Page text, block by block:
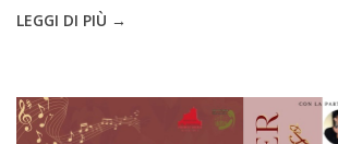
LEGGI DI PIÙ →